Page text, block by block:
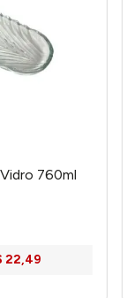
760ml
22,49